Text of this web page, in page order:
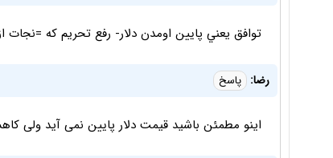
توافق يعني پايين اومدن دلار- رفع تحريم كه =نجات
رضا: پاسخ
اینو مطمئن باشید قیمت دلار پایین نمی آید ولی